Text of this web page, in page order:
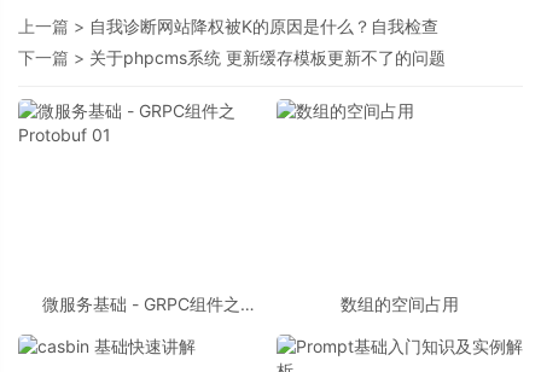
上一篇 > 自我诊断网站降权被K的原因是什么？自我检查
下一篇 > 关于phpcms系统 更新缓存模板更新不了的问题
微服务基础 - GRPC组件之
数组的空间占用